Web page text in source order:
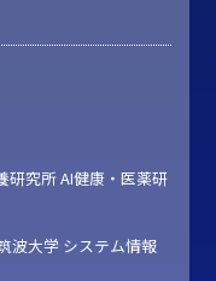
研究所 AI健康・医薬研
波大学 システム情報